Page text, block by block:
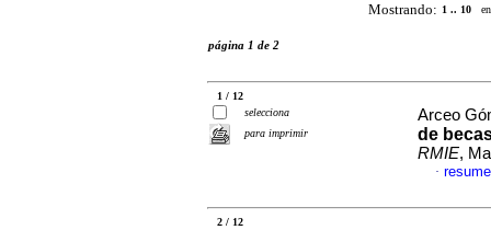
Mostrando: 1 .. 10 en
página 1 de 2
1 / 12
selecciona
para imprimir
Arceo
de
RMIE,
·
2 / 12